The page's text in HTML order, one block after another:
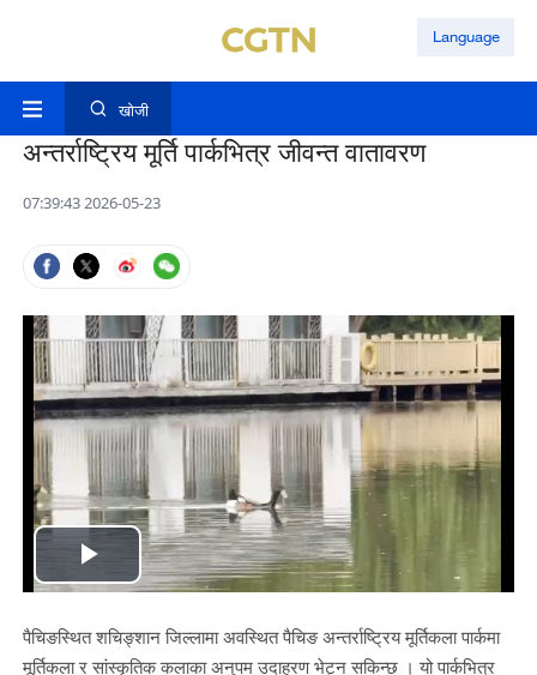
Language
खोजी
अन्तर्राष्ट्रिय मूर्ति पार्कभित्र जीवन्त वातावरण
07:39:43 2026-05-23
Play
Video
पैचिङस्थित शचिङ्शान जिल्लामा अवस्थित पैचिङ अन्तर्राष्ट्रिय मूर्तिकला पार्कमा
मूर्तिकला र सांस्कृतिक कलाका अनुपम उदाहरण भेट्न सकिन्छ । यो पार्कभित्र